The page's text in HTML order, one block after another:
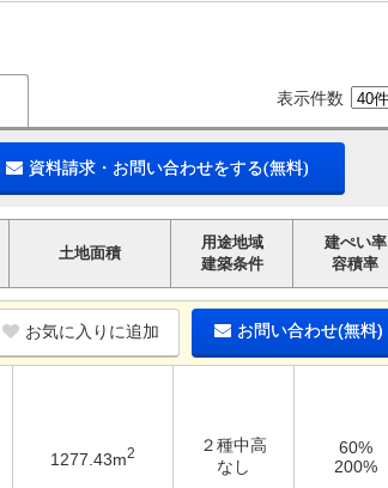
表示件数
資料請求・お問い合わせをする(無料)
土地面積
用途地域
建築条件
建ぺい率
容積率
お気に入りに追加 お問い合わせ(無料)
1277.43m2
２種中高
なし
60%
200%